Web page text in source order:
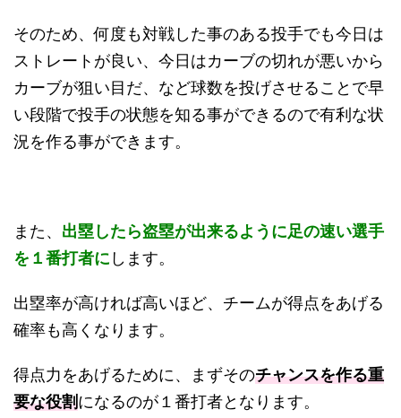
そのため、何度も対戦した事のある投手でも今日は
ストレートが良い、今日はカーブの切れが悪いから
カーブが狙い目だ、など球数を投げさせることで早
い段階で投手の状態を知る事ができるので有利な状
況を作る事ができます。
また、 出塁したら盗塁が出来るように足の速い選手
を１番打者に します。
出塁率が高ければ高いほど、チームが得点をあげる
確率も高くなります。
得点力をあげるために、まずそのチャンスを作る重
要な役割になるのが１番打者となります。